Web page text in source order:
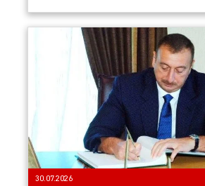
30.07.2026